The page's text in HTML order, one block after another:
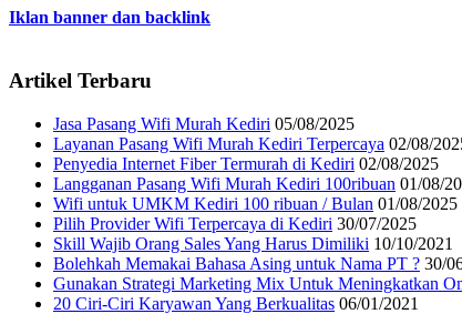
Iklan banner dan backlink
Artikel Terbaru
Jasa Pasang Wifi Murah Kediri 05/08/2025
Layanan Pasang Wifi Murah Kediri Terpercaya 02/08/
Penyedia Internet Fiber Termurah di Kediri 02/08/2025
Langganan Pasang Wifi Murah Kediri 100ribuan 01/08/
Wifi untuk UMKM Kediri 100 ribuan / Bulan 01/08/2025
Pilih Provider Wifi Terpercaya di Kediri 30/07/2025
Skill Wajib Orang Sales Yang Harus Dimiliki 10/10/2021
Bolehkah Memakai Bahasa Asing untuk Nama PT ? 30/
Gunakan Strategi Marketing Mix Untuk Meningkatkan
20 Ciri-Ciri Karyawan Yang Berkualitas 06/01/2021